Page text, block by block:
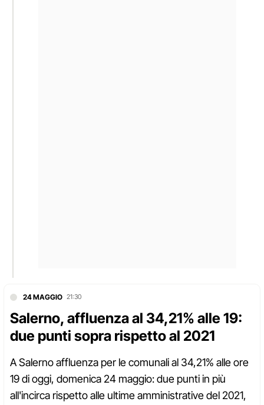
24 MAGGIO 21:30
Salerno, affluenza al 34,21% alle 19:
due punti sopra rispetto al 2021
A Salerno affluenza per le comunali al 34,21% alle ore
19 di oggi, domenica 24 maggio: due punti in più
all'incirca rispetto alle ultime amministrative del 2021,